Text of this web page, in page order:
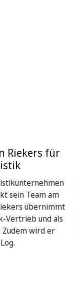
Riekers für
sein Team am
übernimmt
Vertrieb und als
wird er